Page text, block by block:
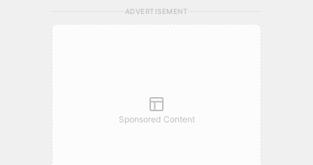
ADVERTISEMENT
Sponsored Content